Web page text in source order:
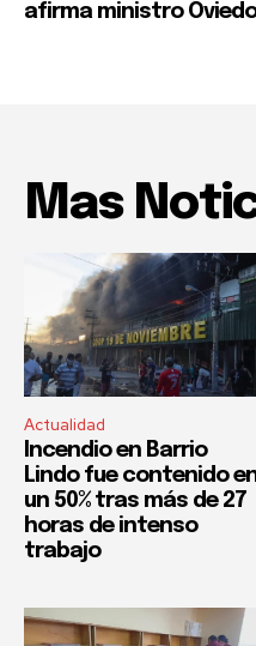
afirma ministro Oviedo
Mas
Actualidad
Incendio en Barrio
Lindo fue contenido
un 50% tras más de 27
horas de intenso
trabajo